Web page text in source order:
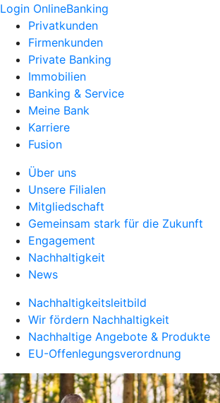
Login OnlineBanking
Privatkunden
Firmenkunden
Private Banking
Immobilien
Banking & Service
Meine Bank
Karriere
Fusion
Über uns
Unsere Filialen
Mitgliedschaft
Gemeinsam stark für die Zukunft
Engagement
Nachhaltigkeit
News
Nachhaltigkeitsleitbild
Wir fördern Nachhaltigkeit
Nachhaltige Angebote & Produkte
EU-Offenlegungsverordnung